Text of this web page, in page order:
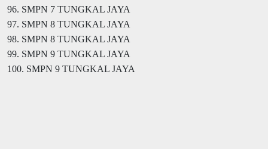
96. SMPN 7 TUNGKAL JAYA
97. SMPN 8 TUNGKAL JAYA
98. SMPN 8 TUNGKAL JAYA
99. SMPN 9 TUNGKAL JAYA
100. SMPN 9 TUNGKAL JAYA